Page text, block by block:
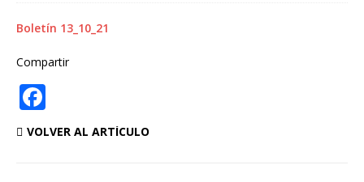
Boletín 13_10_21
Compartir
a
VOLVER AL ARTÍCULO